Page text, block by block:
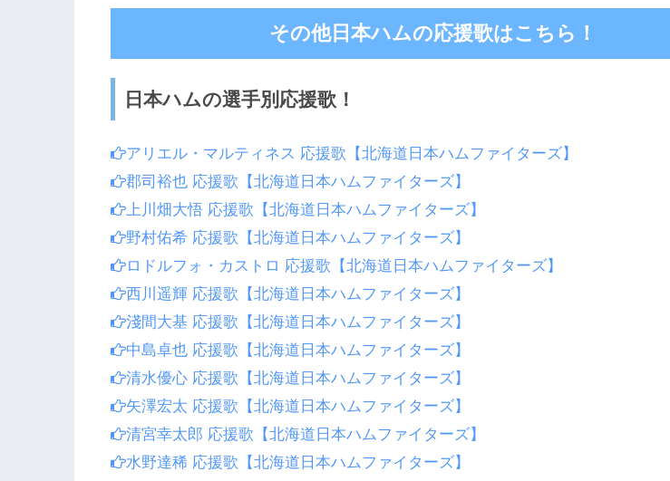
その他日本ハムの応援歌はこちら！
日本ハムの選手別応援歌！
アリエル・マルティネス 応援歌【北海道日本ハムファイターズ】
郡司裕也 応援歌【北海道日本ハムファイターズ】
上川畑大悟 応援歌【北海道日本ハムファイターズ】
野村佑希 応援歌【北海道日本ハムファイターズ】
ロドルフォ・カストロ 応援歌【北海道日本ハムファイターズ】
西川遥輝 応援歌【北海道日本ハムファイターズ】
淺間大基 応援歌【北海道日本ハムファイターズ】
中島卓也 応援歌【北海道日本ハムファイターズ】
清水優心 応援歌【北海道日本ハムファイターズ】
矢澤宏太 応援歌【北海道日本ハムファイターズ】
清宮幸太郎 応援歌【北海道日本ハムファイターズ】
水野達稀 応援歌【北海道日本ハムファイターズ】